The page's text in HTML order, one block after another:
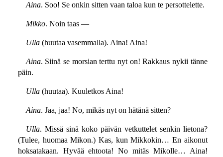
Aina. Soo! Se onkin sitten vaan taloa kun te persottelette.
Mikko. Noin taas —
Ulla(huutaa vasemmalla). Aina! Aina!
Aina. Siinä se morsian terttu nyt on! Rakkaus nykii tänne
päin.
Ulla(huutaa). Kuuletkos Aina!
Aina. Jaa, jaa! No, mikäs nyt on hätänä sitten?
Ulla. Missä sinä koko päivän vetkuttelet senkin lietona?
(Tulee, huomaa Mikon.) Kas, kun Mikkokin… En aikonut
hoksatakaan. Hyvää ehtoota! No mitäs Mikolle… Aina!